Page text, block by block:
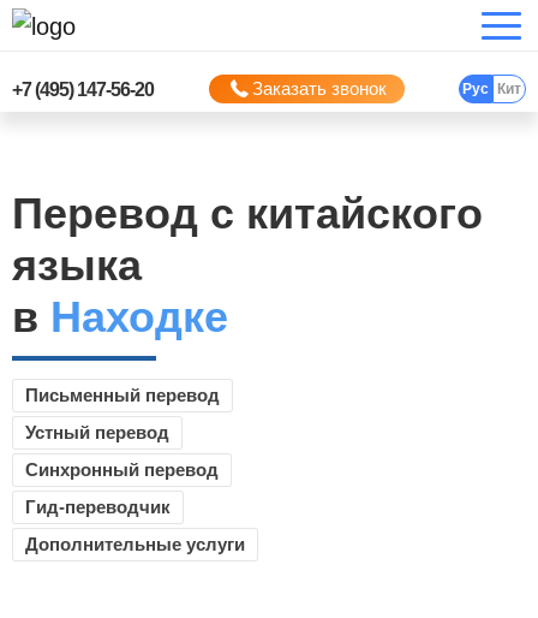
+7 (495) 147-56-20 Заказать звонок Рус Кит
Перевод с китайского
языка
в Находке
Письменный перевод
Устный перевод
Синхронный перевод
Гид-переводчик
Дополнительные услуги